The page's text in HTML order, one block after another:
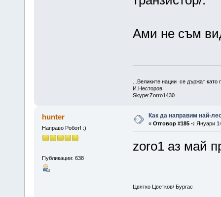
Ами не съм
...Великите нации се държат като
И.Несторов
Skype:Zorro1430
hunter
Направо Робот! :)
Публикации: 638
Как да направим най-
« Отговор #185 -: Януари
zoro1 аз май
Цвятко Цветков/ Бургас